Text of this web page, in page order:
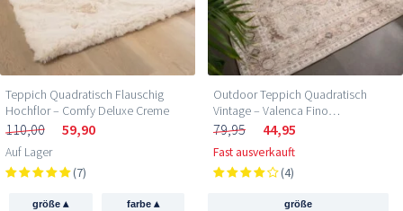
Teppich Quadratisch Flauschig
Hochflor – Comfy Deluxe Creme
110,00 59,90
Auf Lager
(7)
größe▴ farbe ▴
Outdoor Teppich Quadratisch
Vintage – Valenca Fino
Hellgrau/Beige
79,95 44,95
Fast ausverkauft
(4)
größe